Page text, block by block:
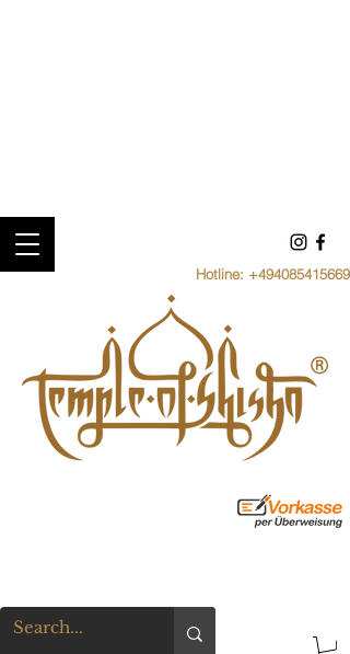
Hotline: +494085415669